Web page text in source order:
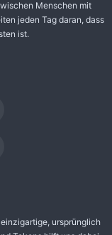
Menschen mit
jeden Tag daran, dass
ist.
ursprünglich